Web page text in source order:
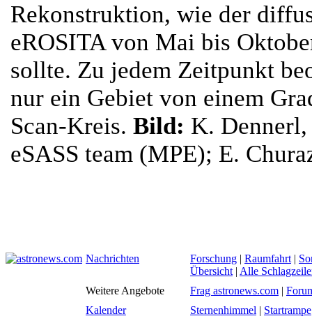
Rekonstruktion, wie der
eROSITA von Mai bis
sollte. Zu jedem Zeitpunkt
nur ein Gebiet von einem
Scan-Kreis. Bild: K.
eSASS team (MPE); E.
Nachrichten Forschung | Raumfahrt |
Übersicht | Alle
Weitere Angebote
Frag astronews.com |
Kalender
Sternenhimmel | Startrampe